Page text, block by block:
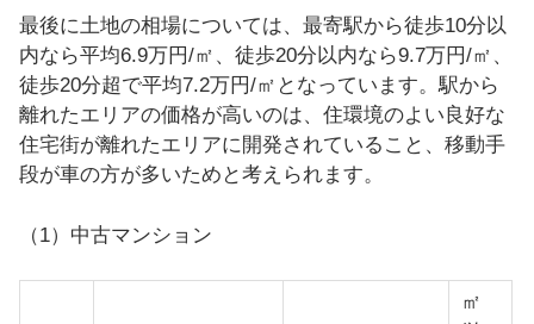
最後に土地の相場については、最寄駅から徒歩10分以
内なら平均6.9万円/㎡、徒歩20分以内なら9.7万円/㎡、
徒歩20分超で平均7.2万円/㎡となっています。駅から
離れたエリアの価格が高いのは、住環境のよい良好な
住宅街が離れたエリアに開発されていること、移動手
段が車の方が多いためと考えられます。
（1）中古マンション
㎡